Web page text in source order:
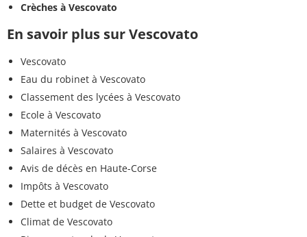
Crèches à Vescovato
En savoir plus sur Vescovato
Vescovato
Eau du robinet à Vescovato
Classement des lycées à Vescovato
Ecole à Vescovato
Maternités à Vescovato
Salaires à Vescovato
Avis de décès en Haute-Corse
Impôts à Vescovato
Dette et budget de Vescovato
Climat de Vescovato